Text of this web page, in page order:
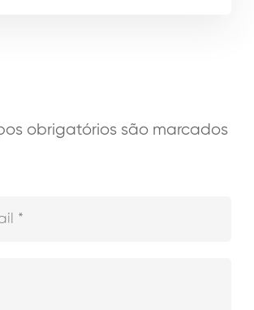
obrigatórios são marcados